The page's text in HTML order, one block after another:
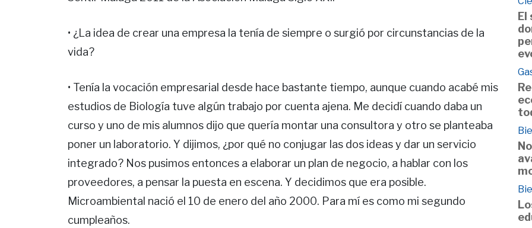
• ¿La idea de crear una empresa la tenía de siempre o surgió por circunstancias de la
vida?
• Tenía la vocación empresarial desde hace bastante tiempo, aunque cuando acabé mis
estudios de Biología tuve algún trabajo por cuenta ajena. Me decidí cuando daba un
curso y uno de mis alumnos dijo que quería montar una consultora y otro se planteaba
poner un laboratorio. Y dijimos, ¿por qué no conjugar las dos ideas y dar un servicio
integrado? Nos pusimos entonces a elaborar un plan de negocio, a hablar con los
proveedores, a pensar la puesta en escena. Y decidimos que era posible.
Microambiental nació el 10 de enero del año 2000. Para mí es como mi segundo
cumpleaños.